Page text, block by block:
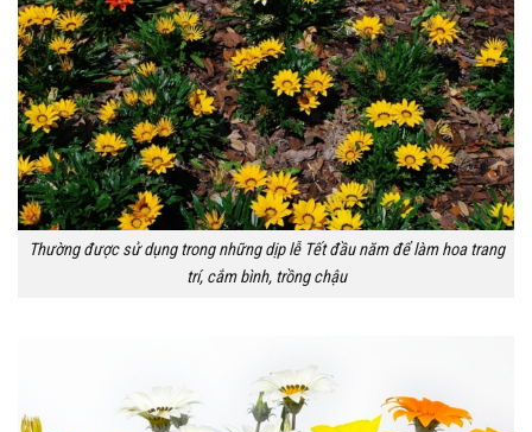
Thường được sử dụng trong những dịp lễ Tết đầu năm để làm hoa trang
trí, cắm bình, trồng chậu